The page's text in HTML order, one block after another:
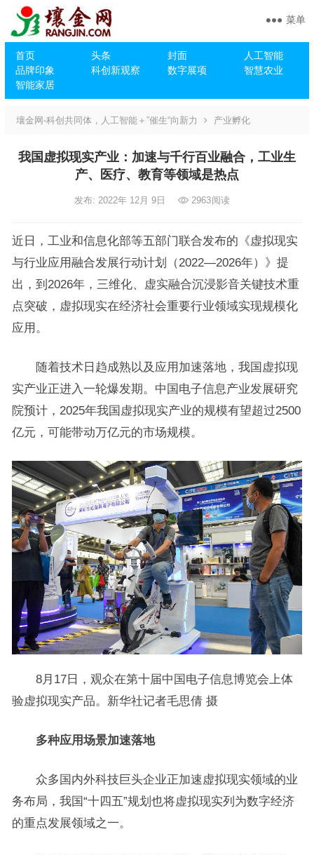
首页 头条 封面
人工智能
品牌印象
科创新观察 数字展项
智慧农业
智能家居
菜单
壤金网-科创共同体，人工智能＋”催生“向新力 产业孵化
我国虚拟现实产业：加速与千行百业融合，工业生
产、医疗、教育等领域是热点
发布: 2022年 12月 9日 2963阅读
近日，工业和信息化部等五部门联合发布的《虚拟现实
与行业应用融合发展行动计划（2022—2026年）》提
出，到2026年，三维化、虚实融合沉浸影音关键技术重
点突破，虚拟现实在经济社会重要行业领域实现规模化
应用。
随着技术日趋成熟以及应用加速落地，我国虚拟现
实产业正进入一轮爆发期。中国电子信息产业发展研究
院预计，2025年我国虚拟现实产业的规模有望超过2500
亿元，可能带动万亿元的市场规模。
8月17日，观众在第十届中国电子信息博览会上体
验虚拟现实产品。新华社记者毛思倩 摄
多种应用场景加速落地
众多国内外科技巨头企业正加速虚拟现实领域的业
务布局，我国“十四五”规划也将虚拟现实列为数字经济
的重点发展领域之一。